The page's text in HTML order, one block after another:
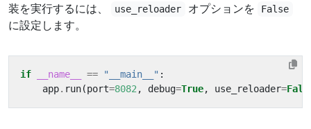
装を実行するには、
use_reloader オプションを False
に設定します。
if __name__ == "__main__" :
app. run(port=8082 , debug=True, use_reloader=